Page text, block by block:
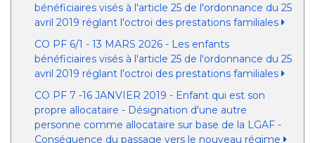
bénéficiaires visés à l'article 25 de l'ordonnance du 25
avril 2019 réglant l'octroi des prestations familiales
CO PF 6/1 - 13 MARS 2026 - Les enfants
bénéficiaires visés à l'article 25 de l'ordonnance du 25
avril 2019 réglant l'octroi des prestations familiales
CO PF 7 -16 JANVIER 2019 - Enfant qui est son
propre allocataire - Désignation d'une autre
personne comme allocataire sur base de la LGAF -
Conséquence du passage vers le nouveau régime